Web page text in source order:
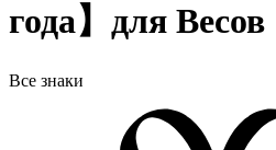
года】для Весов
Все знаки